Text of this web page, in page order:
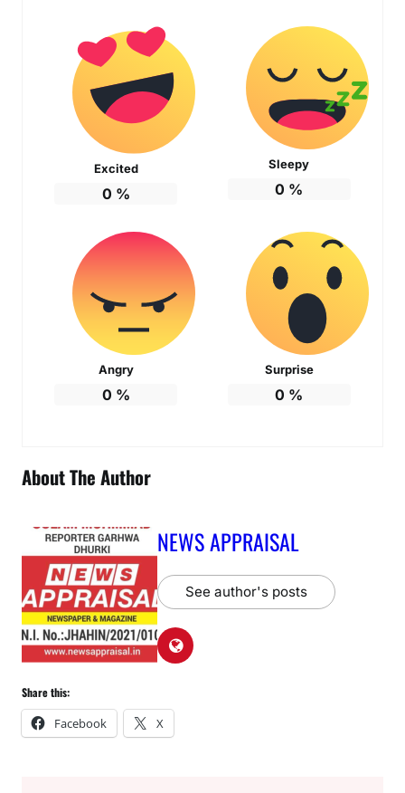
Excited
0 %
Sleepy
0 %
Angry
0 %
Surprise
0 %
About The Author
NEWS APPRAISAL
See author's posts
Share this:
Facebook X